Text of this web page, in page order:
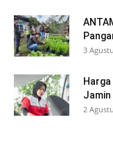
3
Jamin
2